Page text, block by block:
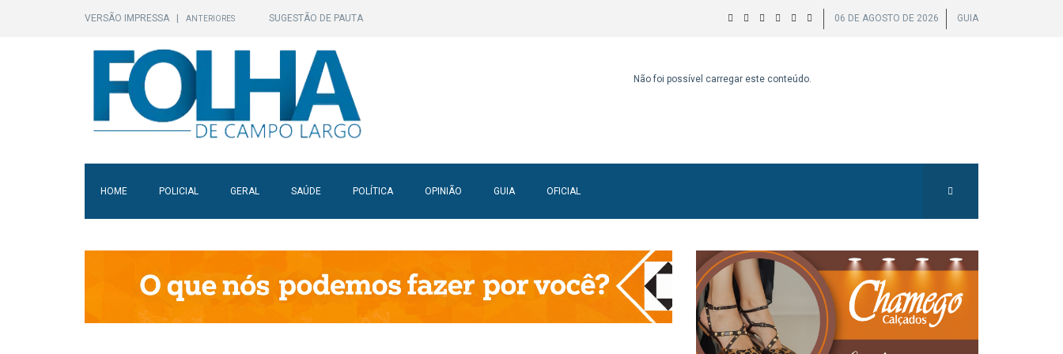
VERSÃO IMPRESSA ANTERIORES SUGESTÃO DE PAUTA 06 DE AGOSTO DE 2026 GUIA
Não foi possível carregar este conteúdo.
HOME POLICIAL GERAL SAÚDE POLÍTICA OPINIÃO GUIA OFICIAL